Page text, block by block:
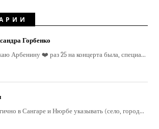
Горбенко
Арбенину ❤️ раз 25 на концерта была, специа...
в Сангаре и Нюрбе указывать (село, город...